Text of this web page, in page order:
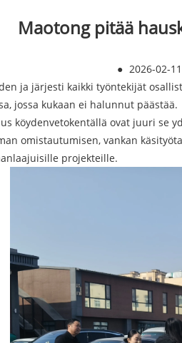
Maotong pitää
● 2026-02-11
ja järjesti kaikki työntekijät
jossa kukaan ei halunnut päästää.
köydenvetokentällä ovat juuri
omistautumisen, vankan
projekteille.